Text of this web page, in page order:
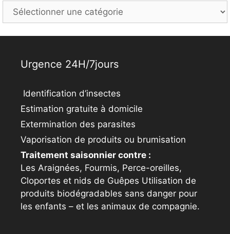
Categories
Urgence 24H/7jours
Identification d’insectes
Estimation gratuite à domicile
Extermination des parasites
Vaporisation de produits ou brumisation
Traitement saisonnier contre :
Les Araignées, Fourmis, Perce-oreilles,
Cloportes et nids de Guêpes Utilisation de
produits biodégradables sans danger pour
les enfants – et les animaux de compagnie.